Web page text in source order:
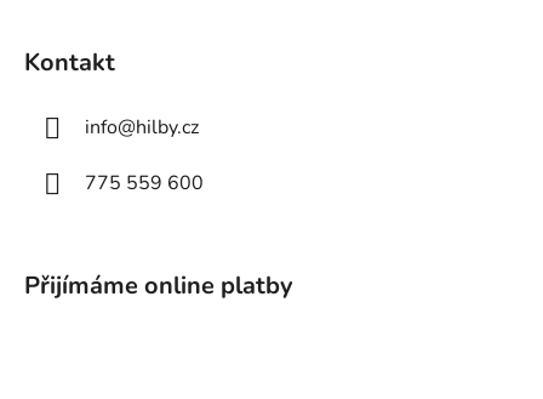
Kontakt
info@hilby.cz
775 559 600
Přijímáme online platby